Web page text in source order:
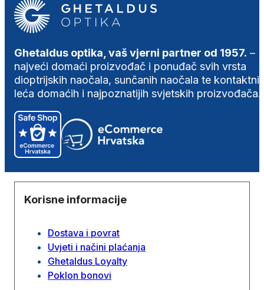
Ghetaldus optika, vaš vjerni partner od 1957. –
najveći domaći proizvođač i ponuđač svih vrsta
dioptrijskih naočala, sunčanih naočala te
leća domaćih i najpoznatijih svjetskih proizvođača.
Korisne informacije
Dostava i povrat
Uvjeti i načini plaćanja
Ghetaldus Loyalty
Poklon bonovi